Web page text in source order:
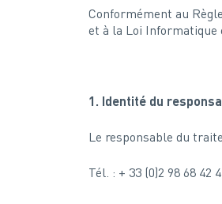
Conformément au
et à la Loi Informatique
1. Identité du
Le responsable du
Tél. : + 33 (0)2 98 68 42